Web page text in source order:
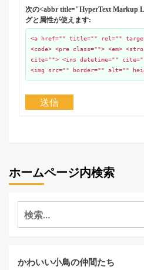
次の<abbr title="HyperText Markup
グと属性が使えます:
<a href="" title="" rel=""
<code> <pre class=""> <em>
cite=""> <ins datetime=""
<img src="" border="" alt=""
送信
ホームページ内検索
検
索:
かわいい小鳥の仲間たち